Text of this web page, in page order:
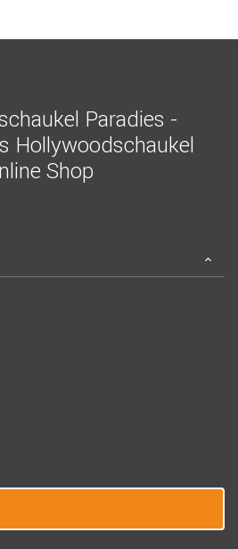
Paradies -
Hollywoodschaukel
Shop